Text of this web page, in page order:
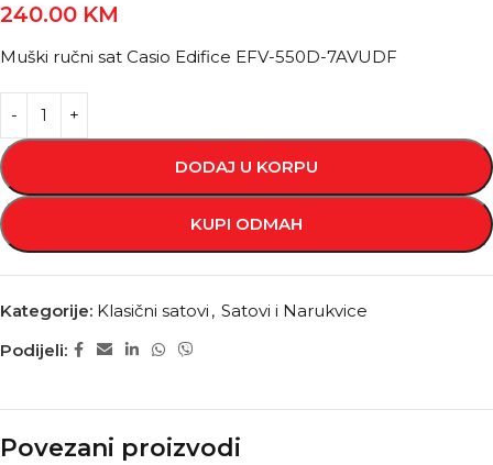
240.00 KM
Muški ručni sat Casio Edifice EFV-550D-7AVUDF
DODAJ U KORPU
KUPI ODMAH
Kategorije: Klasični satovi , Satovi i Narukvice
Podijeli:
Povezani proizvodi